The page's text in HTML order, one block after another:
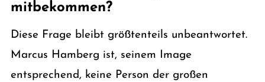
mitbekommen?
Diese Frage bleibt größtenteils unbeantwortet.
Marcus Hamberg ist, seinem Image
entsprechend, keine Person der großen